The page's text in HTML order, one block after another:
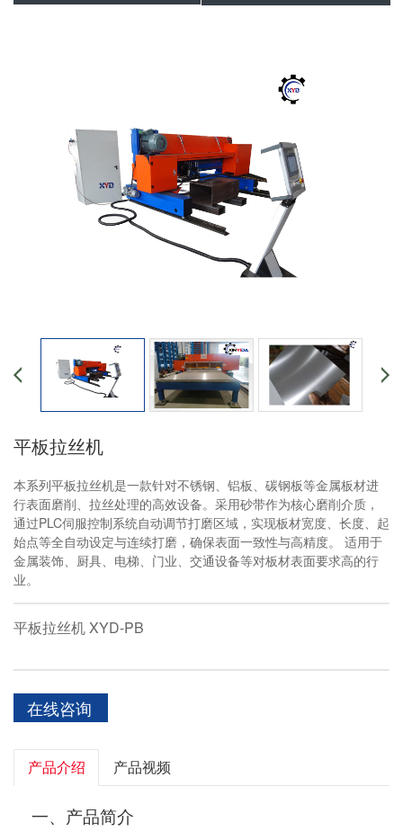
平板拉丝机
本系列平板拉丝机是一款针对不锈钢、铝板、碳钢板等金属板材进
行表面磨削、拉丝处理的高效设备。采用砂带作为核心磨削介质，
通过PLC伺服控制系统自动调节打磨区域，实现板材宽度、长度、起
始点等全自动设定与连续打磨，确保表面一致性与高精度。 适用于
金属装饰、厨具、电梯、门业、交通设备等对板材表面要求高的行
业。
平板拉丝机 XYD-PB
在线咨询
产品介绍 产品视频
一、产品简介